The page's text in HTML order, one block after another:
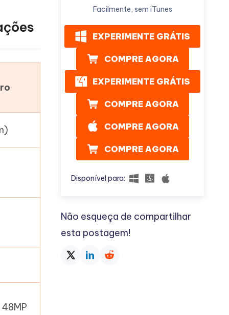
Facilmente, sem iTunes
EXPERIMENTE GRÁTIS
COMPRE AGORA
EXPERIMENTE GRÁTIS
COMPRE AGORA
COMPRE AGORA
COMPRE AGORA
Disponível para:
Não esqueça de compartilhar
esta postagem!